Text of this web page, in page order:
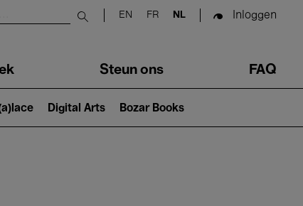
Submit search
EN FR NL Inloggen
Steun ons FAQ
Digital Arts Bozar Books